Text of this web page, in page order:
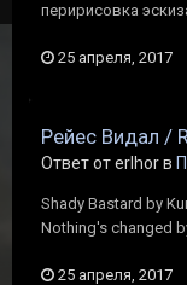
перирисовка
25 апреля, 2017
Рейес Видал /
Ответ от erlhor в
Shady Bastard by
Nothing's changed
25 апреля, 2017